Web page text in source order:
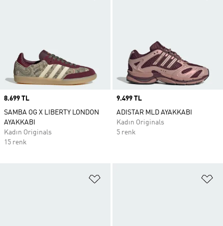
Price
8.699 TL
SAMBA OG X LIBERTY LONDON
AYAKKABI
Kadın Originals
15 renk
Price
9.499 TL
ADISTAR MLD AYAKKABI
Kadın Originals
5 renk